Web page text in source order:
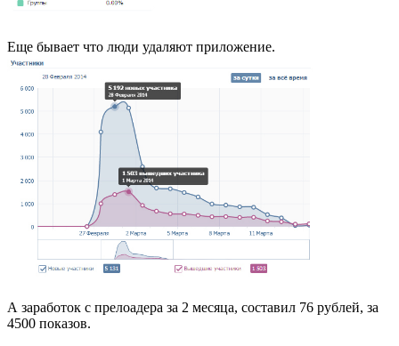
Еще бывает что люди удаляют приложение.
А заработок с прелоадера за 2 месяца, составил 76 рублей, за
4500 показов.